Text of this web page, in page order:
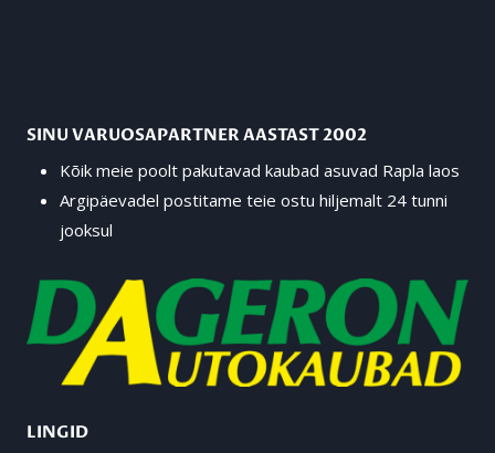
SINU VARUOSAPARTNER AASTAST 2002
Kõik meie poolt pakutavad kaubad asuvad Rapla laos
Argipäevadel postitame teie ostu hiljemalt 24 tunni
jooksul
LINGID